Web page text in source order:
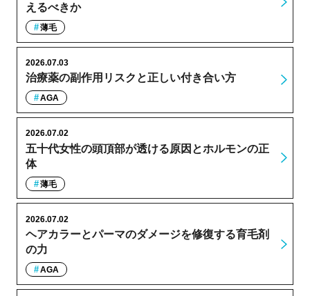
えるべきか
薄毛
治療薬の副作用リスクと正しい付き合い方
2026.07.03
AGA
五十代女性の頭頂部が透ける原因とホルモンの正
体
2026.07.02
薄毛
ヘアカラーとパーマのダメージを修復する育毛剤
の力
2026.07.02
AGA